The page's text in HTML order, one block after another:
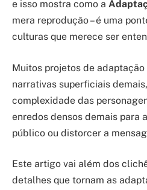
e isso mostra como a
mera reprodução – é uma
culturas que merece ser
Muitos projetos de
narrativas superficiais
complexidade das
enredos densos demais para
público ou distorcer a
Este artigo vai além dos
detalhes que tornam as